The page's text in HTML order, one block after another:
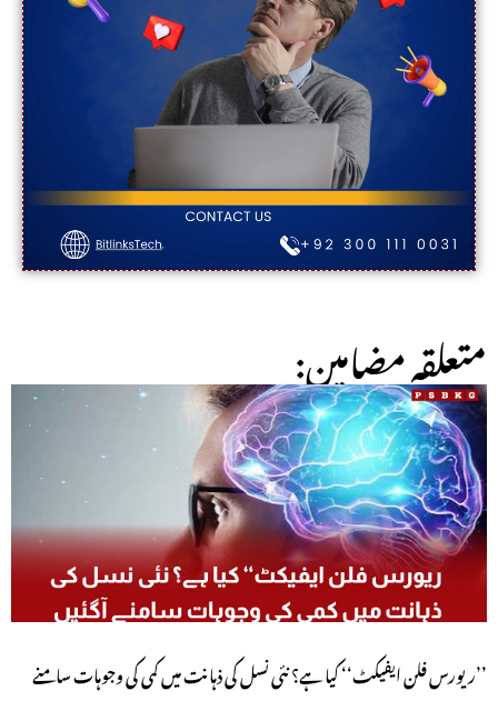
:متعلقہ مضامین
’’ریورس فلن ایفیکٹ‘‘ کیا ہے؟ نئی نسل کی ذہانت میں کمی کی وجوہات سامنے